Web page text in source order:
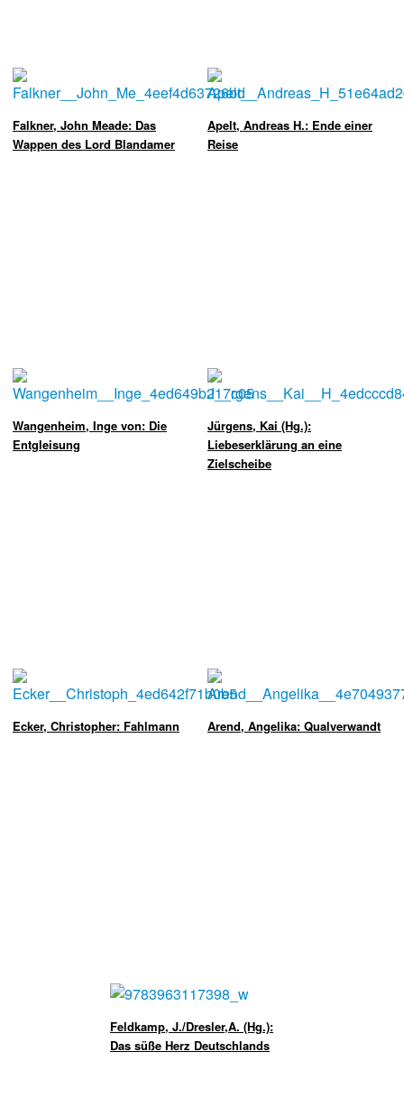
Falkner, John Meade: Das
Wappen des Lord Blandamer
Apelt, Andreas H.: Ende einer
Reise
Wangenheim, Inge von: Die
Entgleisung
Jürgens, Kai (Hg.):
Liebeserklärung an eine
Zielscheibe
Ecker, Christopher: Fahlmann Arend, Angelika: Qualverwandt
Feldkamp, J./Dresler,A. (Hg.):
Das süße Herz Deutschlands